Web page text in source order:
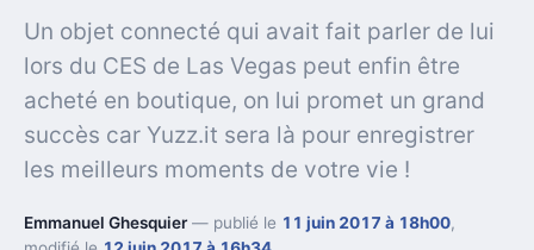
Un objet connecté qui avait fait parler de lui
lors du CES de Las Vegas peut enfin être
acheté en boutique, on lui promet un grand
succès car Yuzz.it sera là pour enregistrer
les meilleurs moments de votre vie !
Emmanuel Ghesquier— publié le 11 juin 2017 à 18h00,